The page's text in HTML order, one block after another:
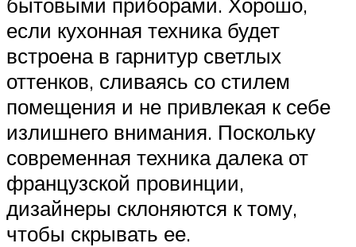
если кухонная техника будет
встроена в гарнитур светлых
оттенков, сливаясь со стилем
помещения и не привлекая к себе
излишнего внимания. Поскольку
современная техника далека от
французской провинции,
дизайнеры склоняются к тому,
чтобы скрывать ее.